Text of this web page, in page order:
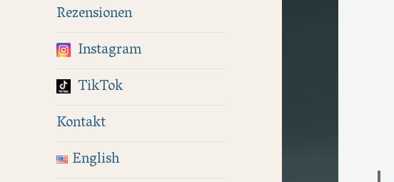
Rezensionen
Instagram
TikTok
Kontakt
English